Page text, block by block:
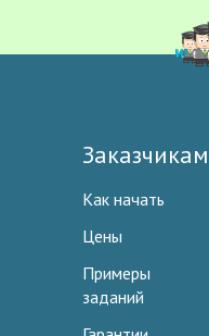
Заказчикам
Как начать
Цены
Примеры
заданий